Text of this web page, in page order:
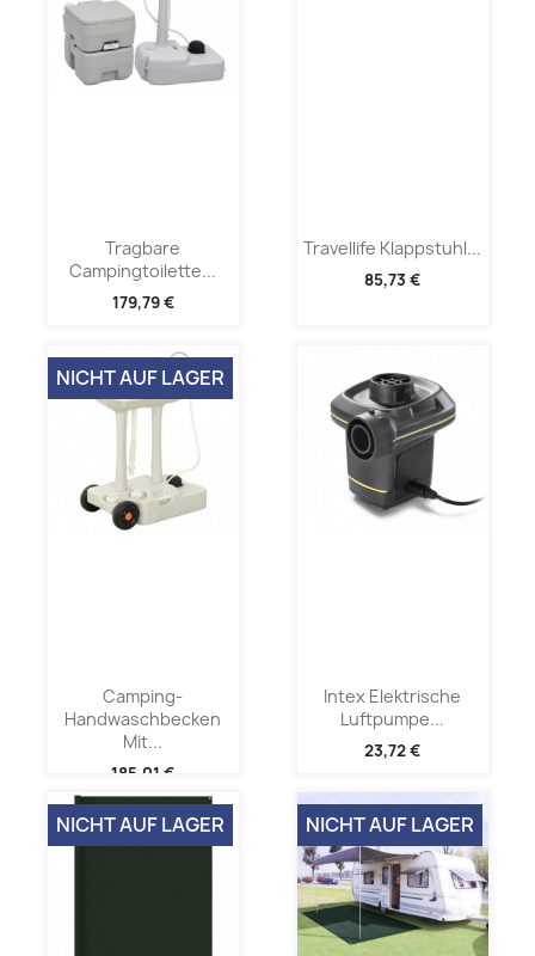
Tragbare
Campingtoilette...
179,79 €
Travellife Klappstuhl...
85,73 €
Camping-
Handwaschbecken
Mit...
185,01 €
NICHT AUF LAGER
Intex Elektrische
Luftpumpe...
23,72 €
NICHT AUF LAGER NICHT AUF LAGER